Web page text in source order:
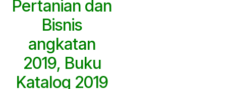
Pertanian dan
Bisnis
angkatan
2019, Buku
Katalog 2019